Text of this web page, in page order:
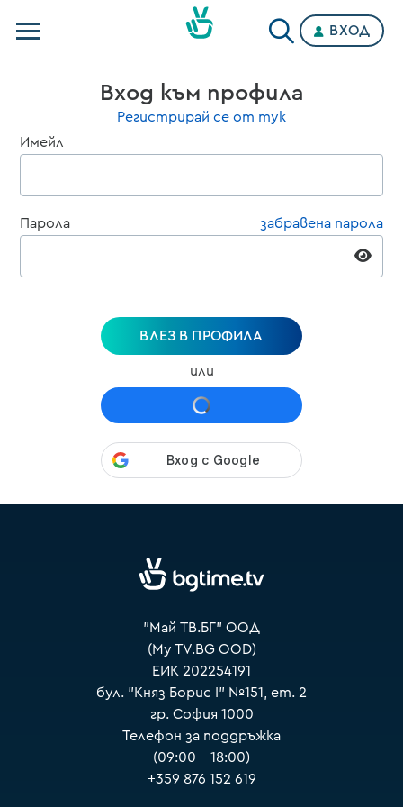
Категории
ВХОД
Вход към профила
Регистрирай се от тук
Имейл
Парола забравена парола
ВЛЕЗ В ПРОФИЛА
или
"Май ТВ.БГ" ООД
(My TV.BG OOD)
ЕИК 202254191
бул. "Княз Борис I" №151, ет. 2
гр. София 1000
Телефон за поддръжка
(09:00 – 18:00)
+359 876 152 619